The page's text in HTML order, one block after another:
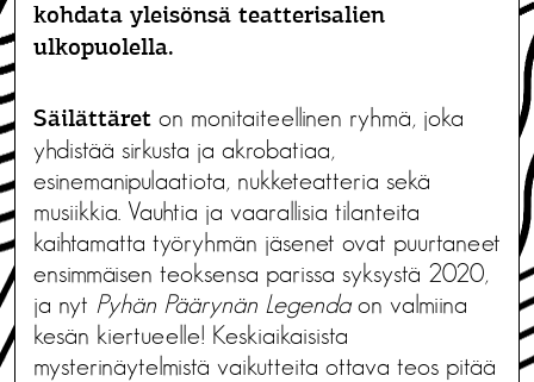
kohdata yleisönsä teatterisalien
ulkopuolella.
Säilättäret on monitaiteellinen ryhmä, joka
yhdistää sirkusta ja akrobatiaa,
esinemanipulaatiota, nukketeatteria sekä
musiikkia. Vauhtia ja vaarallisia tilanteita
kaihtamatta työryhmän jäsenet ovat puurtaneet
ensimmäisen teoksensa parissa syksystä 2020,
ja nyt Pyhän Päärynän Legendaon valmiina
kesän kiertueelle! Keskiaikaisista
mysterinäytelmistä vaikutteita ottava teos pitää